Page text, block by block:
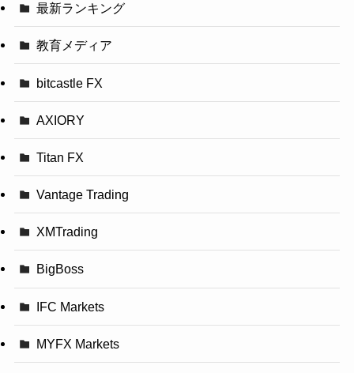
最新ランキング
教育メディア
bitcastle FX
AXIORY
Titan FX
Vantage Trading
XMTrading
BigBoss
IFC Markets
MYFX Markets